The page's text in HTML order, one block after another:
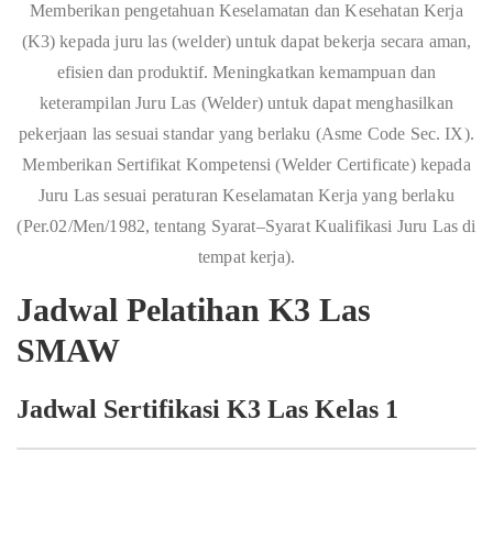
Memberikan pengetahuan Keselamatan dan Kesehatan Kerja
(K3) kepada juru las (welder) untuk dapat bekerja secara aman,
efisien dan produktif. Meningkatkan kemampuan dan
keterampilan Juru Las (Welder) untuk dapat menghasilkan
pekerjaan las sesuai standar yang berlaku (Asme Code Sec. IX).
Memberikan Sertifikat Kompetensi (Welder Certificate) kepada
Juru Las sesuai peraturan Keselamatan Kerja yang berlaku
(Per.02/Men/1982, tentang Syarat–Syarat Kualifikasi Juru Las di
tempat kerja).
Jadwal Pelatihan K3 Las
SMAW
Jadwal Sertifikasi K3 Las Kelas 1